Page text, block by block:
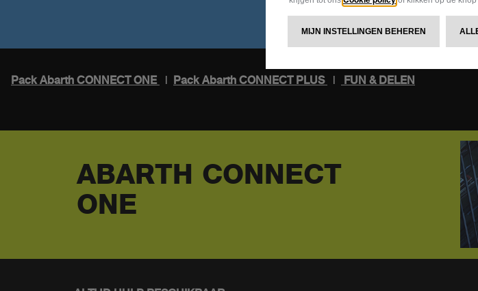
Pack Abarth CONNECT ONE Pack Abarth CONNECT PLUS FUN & DELEN
ABARTH CONNECT
ONE
MIJN INSTELLINGEN BEHEREN